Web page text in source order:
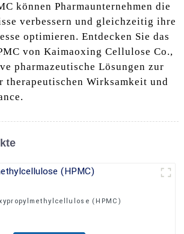
können Pharmaunternehmen die
verbessern und gleichzeitig ihre
optimieren. Entdecken Sie das
von Kaimaoxing Cellulose Co.,
pharmazeutische Lösungen zur
therapeutischen Wirksamkeit und
(HPMC)